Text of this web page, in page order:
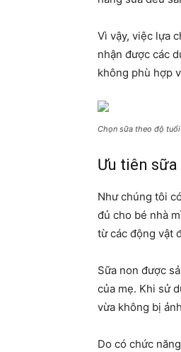
Vì vậy, việc lựa
nhận được các
không phù hợp
Chọn sữa theo độ
Ưu tiên
Như chúng tôi
đủ cho bé nhà
từ các động vật
Sữa non được
của mẹ. Khi sử
vừa không bị
Do có chức